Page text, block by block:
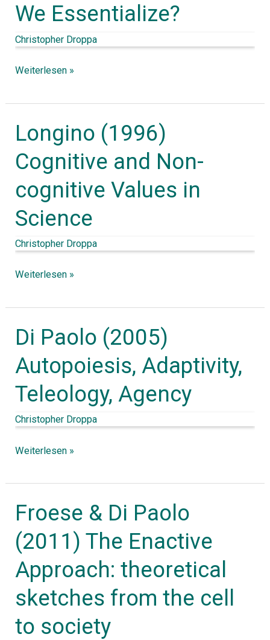
We Essentialize?
Christopher Droppa
Why
Do
Essentialize?
Weiterlesen »
Longino (1996)
Cognitive and Non-
cognitive Values in
Science
Christopher Droppa
Longino
Cognitive
and
cognitive
Values
Weiterlesen »
Di Paolo (2005)
Autopoiesis, Adaptivity,
Teleology, Agency
Christopher Droppa
Di
(2005)
Autopoiesis,
Teleology,
Agency
Weiterlesen »
Froese & Di Paolo
(2011) The Enactive
Approach: theoretical
sketches from the cell
to society
Froese
Di
Paolo
(2011)
The
Enactive